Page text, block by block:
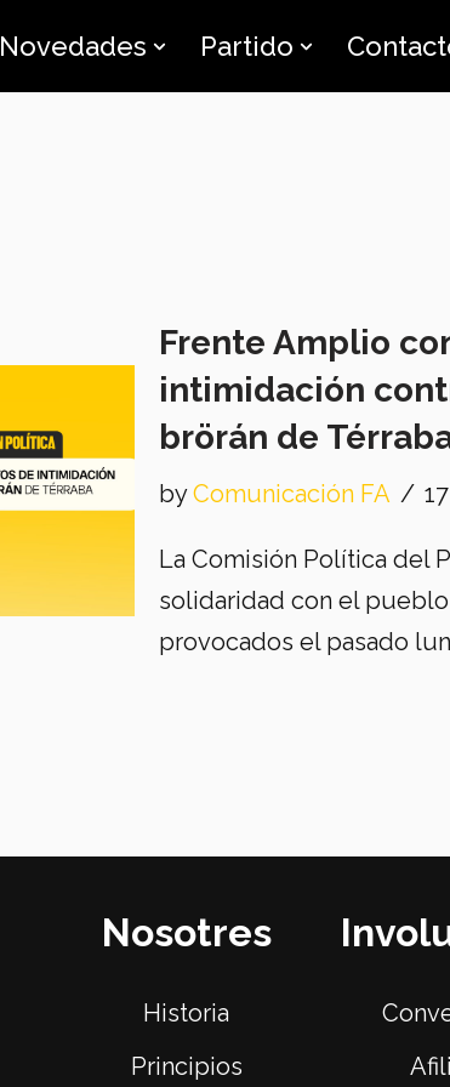
Novedades Partido
Frente Amplio
intimidación
brörán de
byComunicación FA
La Comisión Política del
solidaridad con el
provocados el pasado
Nosotres
Historia
Principios